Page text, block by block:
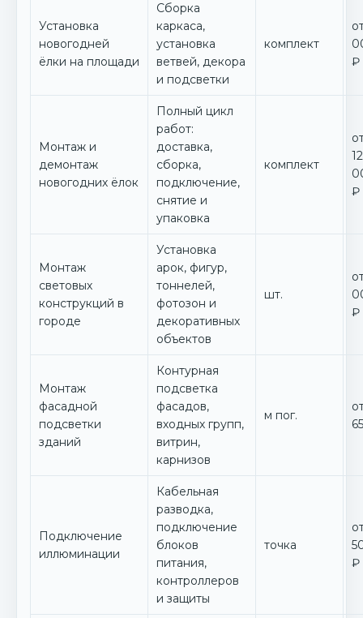
Установка
новогодней
ёлки на площади
Сборка
каркаса,
установка
ветвей, декора
и подсветки
комплект
₽
Монтаж и
демонтаж
новогодних ёлок
Полный цикл
работ:
доставка,
сборка,
подключение,
снятие и
упаковка
комплект
₽
Монтаж
световых
конструкций в
городе
Установка
арок, фигур,
тоннелей,
фотозон и
декоративных
объектов
шт.
₽
Монтаж
фасадной
подсветки
зданий
Контурная
подсветка
фасадов,
входных групп,
витрин,
карнизов
м пог.
Подключение
иллюминации
Кабельная
разводка,
подключение
блоков
питания,
контроллеров
и защиты
точка
₽